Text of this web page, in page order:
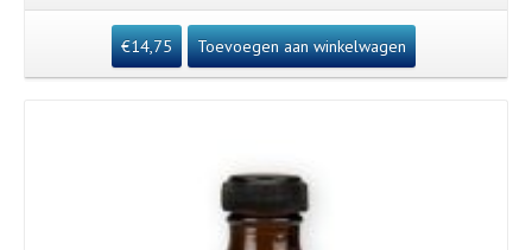
€14,75 Toevoegen aan winkelwagen